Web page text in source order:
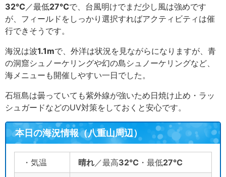
32℃／最低27℃で、台風明けでまだ少し風は強めです
が、フィールドをしっかり選択すればアクティビティは催
行できそうです。
海況は波1.1mで、外洋は状況を見ながらになりますが、青
の洞窟シュノーケリングや幻の島シュノーケリングなど、
海メニューも開催しやすい一日でした。
石垣島は曇っていても紫外線が強いため日焼け止め・ラッ
シュガードなどのUV対策をしておくと安心です。
本日の海況情報（八重山周辺）
・気温 晴れ ／最高32℃ ・最低27℃